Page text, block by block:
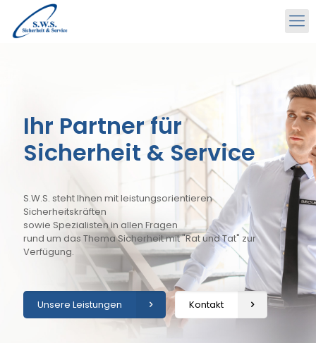
Ihr Partner für
Sicherheit & Service
S.W.S. steht Ihnen mit leistungsorientieren
Sicherheitskräften
sowie Spezialisten in allen Fragen
rund um das Thema Sicherheit mit "Rat und Tat" zur
Verfügung.
Unsere Leistungen Kontakt